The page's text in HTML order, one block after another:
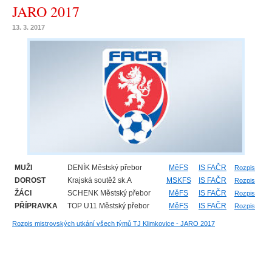
JARO 2017
13. 3. 2017
MUŽI DENÍK Městský přebor MěFS IS FAČR Rozpis
DOROST Krajská soutěž sk.A MSKFS IS FAČR Rozpis
ŽÁCI SCHENK Městský přebor MěFS IS FAČR Rozpis
PŘÍPRAVKA TOP U11 Městský přebor MěFS IS FAČR Rozpis
Rozpis mistrovských utkání všech týmů TJ Klimkovice - JARO 2017